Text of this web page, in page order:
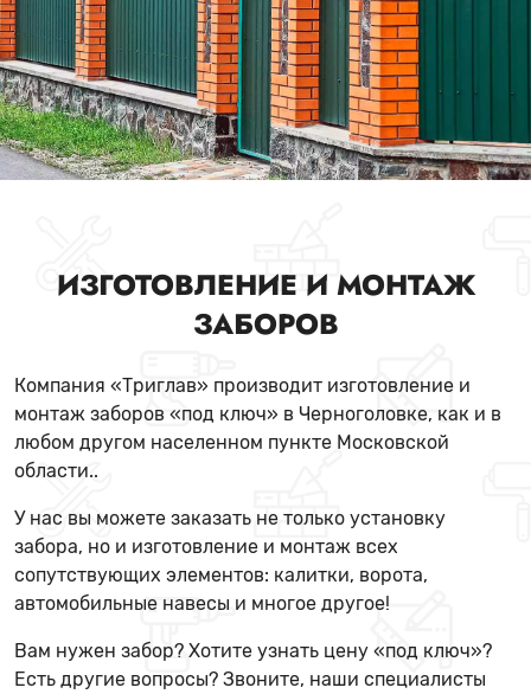
ИЗГОТОВЛЕНИЕ И МОНТАЖ
ЗАБОРОВ
Компания «Триглав» производит изготовление и
монтаж заборов «под ключ» в Черноголовке, как и в
любом другом населенном пункте Московской
области..
У нас вы можете заказать не только установку
забора, но и изготовление и монтаж всех
сопутствующих элементов: калитки, ворота,
автомобильные навесы и многое другое!
Вам нужен забор? Хотите узнать цену «под ключ»?
Есть другие вопросы? Звоните, наши специалисты